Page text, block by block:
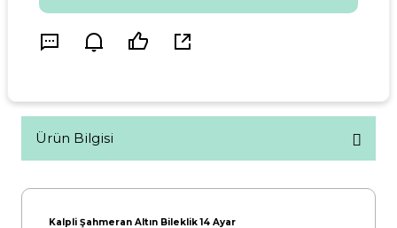
Ürün Bilgisi
Kalpli Şahmeran Altın Bileklik 14 Ayar